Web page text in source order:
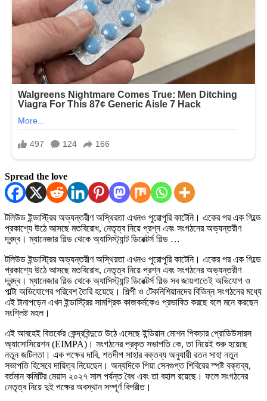
Spread the love
টলিউড ইন্ডাস্ট্রির অভ্যন্তরীণ অস্থিরতা এখনও পুরোপুরি কাটেনি। একের পর এক গিল্ডে
প্রকাশ্যে উঠে আসছে মতবিরোধ, নেতৃত্ব নিয়ে প্রশ্ন এবং সংগঠনের অভ্যন্তরীণ
দ্বন্দ্ব। ম্যানেজার গিল্ড থেকে অ্যাসিস্ট্যান্ট ডিরেক্টর্স গিল্ড …
টলিউড ইন্ডাস্ট্রির অভ্যন্তরীণ অস্থিরতা এখনও পুরোপুরি কাটেনি। একের পর এক গিল্ডে
প্রকাশ্যে উঠে আসছে মতবিরোধ, নেতৃত্ব নিয়ে প্রশ্ন এবং সংগঠনের অভ্যন্তরীণ
দ্বন্দ্ব। ম্যানেজার গিল্ড থেকে অ্যাসিস্ট্যান্ট ডিরেক্টর্স গিল্ড সব জায়গাতেই অভিযোগ ও
পাল্টা অভিযোগের পরিবেশ তৈরি হয়েছে। শিল্পী ও টেকনিশিয়ানদের বিভিন্ন সংগঠনের মধ্যে
এই টানাপড়েন এখন ইন্ডাস্ট্রির সামগ্রিক কাজকর্মকেও প্রভাবিত করছে বলে মনে করছেন
সংশ্লিষ্ট মহল।
এই আবহেই বিতর্কের কেন্দ্রবিন্দুতে উঠে এসেছে ইন্ডিয়ান মোশন পিকচার প্রোডিউসারস
অ্যাসোসিয়েশন (EIMPA)। সংগঠনের প্রকৃত সভাপতি কে, তা নিয়েই শুরু হয়েছে
নতুন জটিলতা। এক পক্ষের দাবি, শতদীপ সাহার বক্তব্য অনুযায়ী রতন সাহা নতুন
সভাপতি হিসেবে দায়িত্ব নিয়েছেন। অন্যদিকে পিয়া সেনগুপ্ত শিবিরের স্পষ্ট বক্তব্য,
বর্তমান কমিটির মেয়াদ ২০২৭ সাল পর্যন্ত বৈধ এবং তা বহাল রয়েছে। ফলে সংগঠনের
নেতৃত্ব নিয়ে দুই পক্ষের অবস্থান সম্পূর্ণ বিপরীত।